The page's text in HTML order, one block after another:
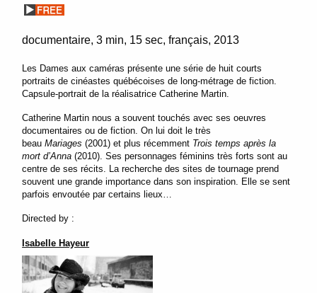
documentaire 3 min 15 sec français 2013
Les Dames aux caméras présente une série de huit courts
portraits de cinéastes québécoises de long-métrage de fiction.
Capsule-portrait de la réalisatrice Catherine Martin.
Catherine Martin nous a souvent touchés avec ses oeuvres
documentaires ou de fiction. On lui doit le très
beauMariages (2001) et plus récemment Trois temps après la
mort d’Anna (2010). Ses personnages féminins très forts sont au
centre de ses récits. La recherche des sites de tournage prend
souvent une grande importance dans son inspiration. Elle se sent
parfois envoutée par certains lieux…
Directed by :
Isabelle Hayeur